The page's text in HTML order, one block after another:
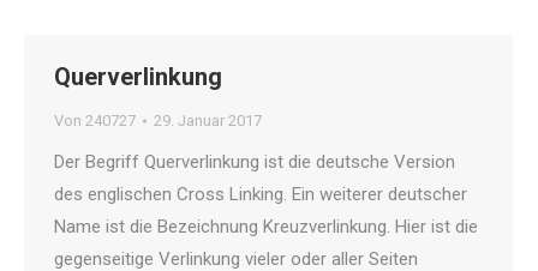
Querverlinkung
Von 240727 29. Januar 2017
Der Begriff Querverlinkung ist die deutsche Version
des englischen Cross Linking. Ein weiterer deutscher
Name ist die Bezeichnung Kreuzverlinkung. Hier ist die
gegenseitige Verlinkung vieler oder aller Seiten